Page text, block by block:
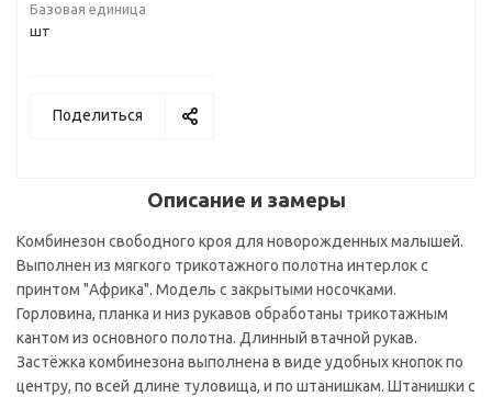
Базовая единица
шт
Поделиться
Описание и замеры
Комбинезон свободного кроя для новорожденных малышей.
Выполнен из мягкого трикотажного полотна интерлок с
принтом "Африка". Модель с закрытыми носочками.
Горловина, планка и низ рукавов обработаны трикотажным
кантом из основного полотна. Длинный втачной рукав.
Застёжка комбинезона выполнена в виде удобных кнопок по
центру, по всей длине туловища, и по штанишкам. Штанишки с